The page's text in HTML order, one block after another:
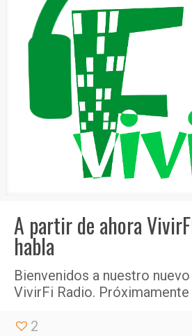
A partir de ahora
habla
Bienvenidos a nuestro
VivirFi Radio. Próximamente
2